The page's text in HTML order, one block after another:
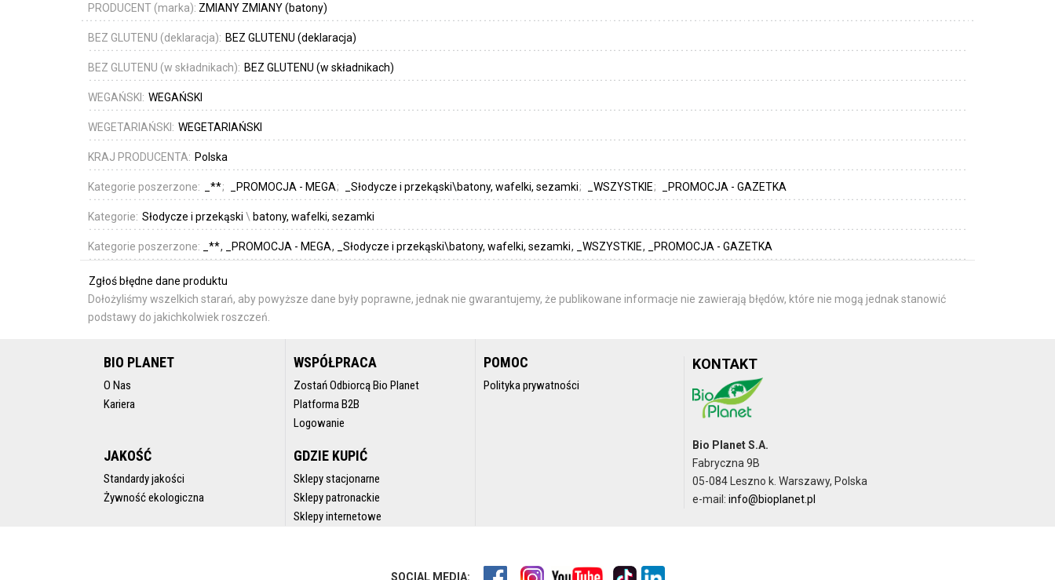
PRODUCENT (marka): ZMIANY ZMIANY (batony)
BEZ GLUTENU (deklaracja): BEZ GLUTENU (deklaracja)
BEZ GLUTENU (w składnikach): BEZ GLUTENU (w składnikach)
WEGAŃSKI: WEGAŃSKI
WEGETARIAŃSKI: WEGETARIAŃSKI
KRAJ PRODUCENTA: Polska
Kategorie poszerzone: _** _PROMOCJA - MEGA _Słodycze i przekąski\batony, wafelki, sezamki _WSZYSTKIE _PROMOCJA - GAZETKA
Kategorie: Słodycze i przekąski \ batony, wafelki, sezamki
Kategorie poszerzone: _** _PROMOCJA - MEGA _Słodycze i przekąski\batony, wafelki, sezamki _WSZYSTKIE _PROMOCJA - GAZETKA
Zgłoś błędne dane produktu
Dołożyliśmy wszelkich starań, aby powyższe dane były poprawne, jednak nie gwarantujemy, że publikowane informacje nie zawierają błędów, które nie mogą jednak stanowić
podstawy do jakichkolwiek roszczeń.
BIO PLANET
O Nas
Kariera
WSPÓŁPRACA
Zostań Odbiorcą Bio Planet
Platforma B2B
Logowanie
POMOC
Polityka prywatności
JAKOŚĆ
Standardy jakości
Żywność ekologiczna
GDZIE KUPIĆ
Sklepy stacjonarne
Sklepy patronackie
Sklepy internetowe
KONTAKT
Bio Planet S.A.
Fabryczna 9B
05-084 Leszno k. Warszawy, Polska
e-mail:info@bioplanet.pl
SOCIAL MEDIA: